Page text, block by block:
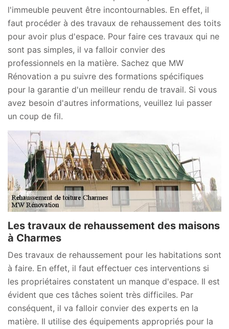
l'immeuble peuvent être incontournables. En effet, il
faut procéder à des travaux de rehaussement des toits
pour avoir plus d'espace. Pour faire ces travaux qui ne
sont pas simples, il va falloir convier des
professionnels en la matière. Sachez que MW
Rénovation a pu suivre des formations spécifiques
pour la garantie d'un meilleur rendu de travail. Si vous
avez besoin d'autres informations, veuillez lui passer
un coup de fil.
Les travaux de rehaussement des maisons
à Charmes
Des travaux de rehaussement pour les habitations sont
à faire. En effet, il faut effectuer ces interventions si
les propriétaires constatent un manque d'espace. Il est
évident que ces tâches soient très difficiles. Par
conséquent, il va falloir convier des experts en la
matière. Il utilise des équipements appropriés pour la